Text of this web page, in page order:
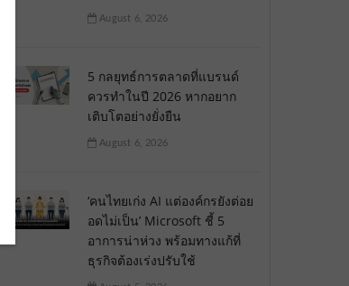
August 6, 2026
5 กลยุทธ์การตลาดที่แบรนด์
ควรทำในปี 2026 หากอยาก
เติบโตอย่างยั่งยืน
August 6, 2026
‘คนไทยเก่ง AI แต่องค์กรยังต่อย
อดไม่เป็น’ Microsoft ชี้ 5
อาการน่าห่วง พร้อมทางแก้ที่
ธุรกิจต้องเร่งปรับใช้